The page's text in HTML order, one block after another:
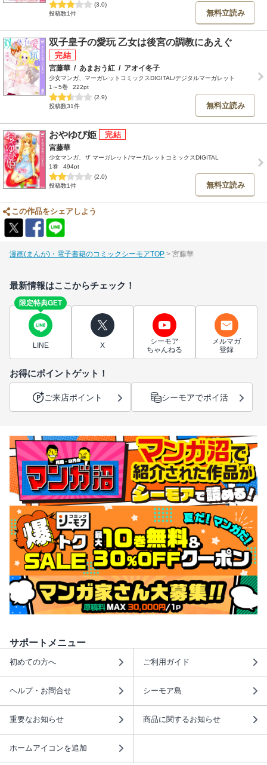
(3.0)
投稿数1件
無料立読み
双子皇子の愛玩 乙女は後宮の調教にあえぐ
宮藤華 / あまおう紅 / アオイ冬子
少女マンガ、マーガレットコミックスDIGITAL/デジタルマーガレット
1～5巻
222pt
(2.9)
投稿数31件
無料立読み
おやゆび姫
宮藤華
少女マンガ、ザ マーガレット/マーガレットコミックスDIGITAL
1巻
494pt
(2.0)
投稿数1件
無料立読み
この作品をシェアしよう
漫画(まんが)・電子書籍のコミックシーモアTOP 宮藤華
最新情報はここからチェック！
限定特典GET
LINE X
シーモア
ちゃんねる
メルマガ
登録
お得にポイントゲット！
ご来店ポイント シーモアでポイ活
サポートメニュー
初めての方へ ご利用ガイド
ヘルプ・お問合せ シーモア島
重要なお知らせ 商品に関するお知らせ
ホームアイコンを追加